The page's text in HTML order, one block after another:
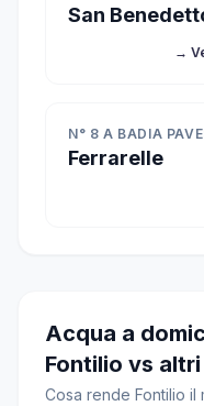
San
→
N° 8 A BADIA
Ferrarelle
Acqua a
Fontilio vs
Cosa rende Fontilio il